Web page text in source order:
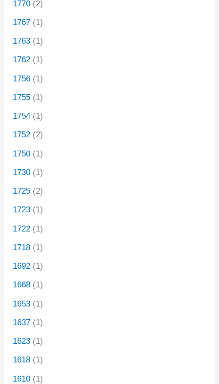
1770 (2)
1767 (1)
1763 (1)
1762 (1)
1756 (1)
1755 (1)
1754 (1)
1752 (2)
1750 (1)
1730 (1)
1725 (2)
1723 (1)
1722 (1)
1718 (1)
1692 (1)
1668 (1)
1653 (1)
1637 (1)
1623 (1)
1618 (1)
1610 (1)